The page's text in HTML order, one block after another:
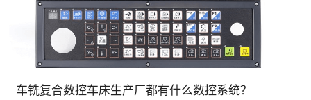
车铣复合数控车床生产厂都有什么数控系统？